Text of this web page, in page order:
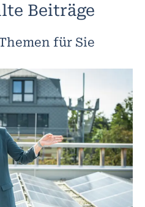
Beiträge
für Sie